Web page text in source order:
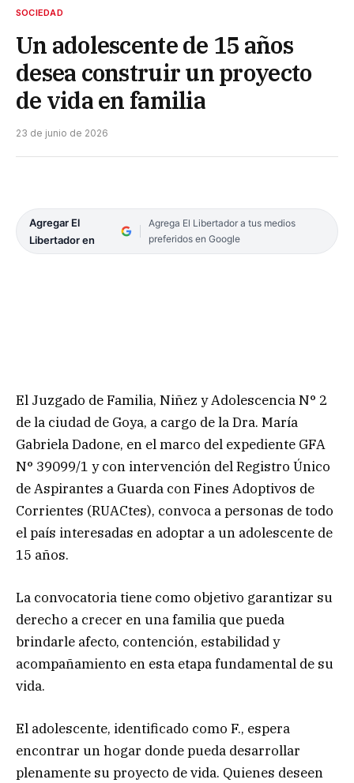
SOCIEDAD
Un adolescente de 15 años
desea construir un proyecto
de vida en familia
23 de junio de 2026
Agregar El
Libertador en
Agrega El Libertador a tus medios
preferidos en Google
El Juzgado de Familia, Niñez y Adolescencia N° 2
de la ciudad de Goya, a cargo de la Dra. María
Gabriela Dadone, en el marco del expediente GFA
N° 39099/1 y con intervención del Registro Único
de Aspirantes a Guarda con Fines Adoptivos de
Corrientes (RUACtes), convoca a personas de todo
el país interesadas en adoptar a un adolescente de
15 años.
La convocatoria tiene como objetivo garantizar su
derecho a crecer en una familia que pueda
brindarle afecto, contención, estabilidad y
acompañamiento en esta etapa fundamental de su
vida.
El adolescente, identificado como F., espera
encontrar un hogar donde pueda desarrollar
plenamente su proyecto de vida. Quienes deseen